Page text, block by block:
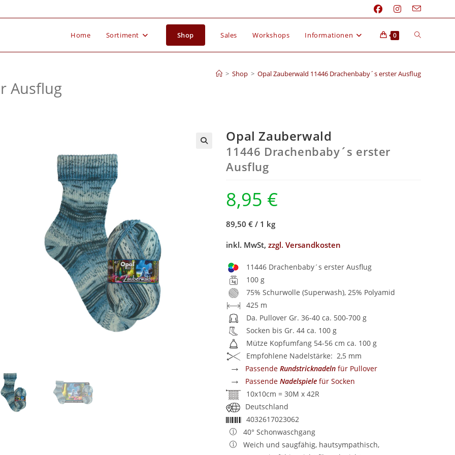
Home Sortiment Shop Sales Workshops Informationen 0
Ausflug
> Shop > Opal Zauberwald 11446 Drachenbaby´s erster Ausflug
Opal Zauberwald
11446 Drachenbaby´s erster
Ausflug
8,95 €
89,50 € / 1 kg
inkl. MwSt,zzgl. Versandkosten
11446 Drachenbaby´s erster Ausflug
100 g
75% Schurwolle (Superwash), 25% Polyamid
425 m
Da. Pullover Gr. 36-40 ca. 500-700 g
Socken bis Gr. 44 ca. 100 g
Mütze Kopfumfang 54-56 cm ca. 100 g
Empfohlene Nadelstärke: 2,5 mm
→ PassendeRundstricknadeln für Pullover
→ PassendeNadelspiele für Socken
10x10cm = 30M x 42R
Deutschland
4032617023062
40° Schonwaschgang
Weich und saugfähig, hautsympathisch,